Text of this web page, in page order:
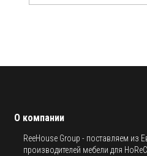
О компании
ReeHouse Group - поставляем из
производителей мебели для